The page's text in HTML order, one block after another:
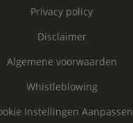
Privacy policy
Disclaimer
Algemene voorwaarden
Whistleblowing
Instellingen Aanpassen